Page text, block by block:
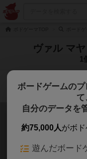
ヴァル マ
1
ボードゲームの
て
自分のデータを
約75,000人がボド
遊んだボード